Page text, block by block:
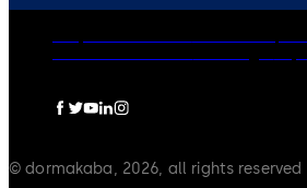
© dormakaba, 2026, all rights reserved